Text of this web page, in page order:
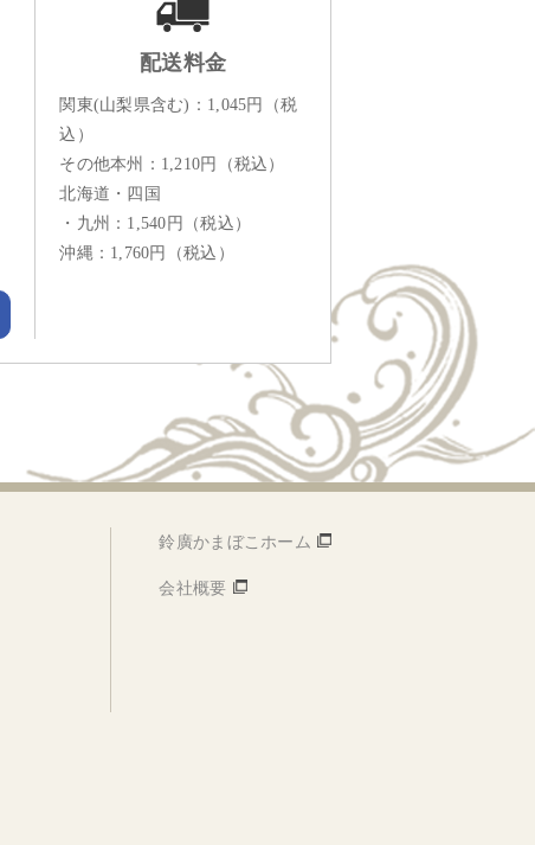
配送料金
関東(山梨県含む)：1,045円（税
込）
その他本州：1,210円（税込）
北海道・四国
・九州：1,540円（税込）
沖縄：1,760円（税込）
鈴廣かまぼこホーム
会社概要